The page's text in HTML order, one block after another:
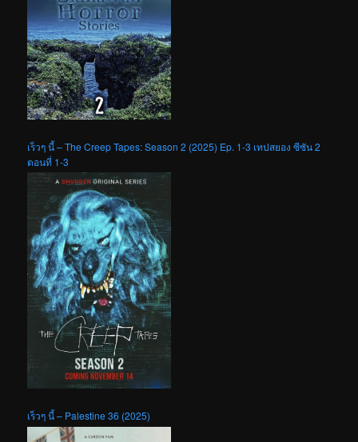
เร็วๆ นี้ – The Creep Tapes: Season 2 (2025) Ep. 1-3 เทปสยอง ซีซัน 2
ตอนที่ 1-3
เร็วๆ นี้ – Palestine 36 (2025)